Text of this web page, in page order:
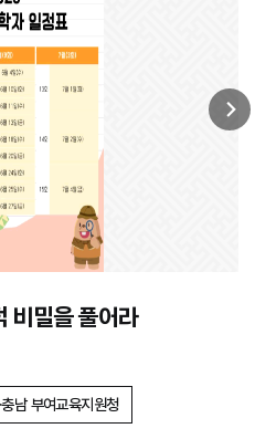
비밀을 풀어라
남 부여교육지원청
다음